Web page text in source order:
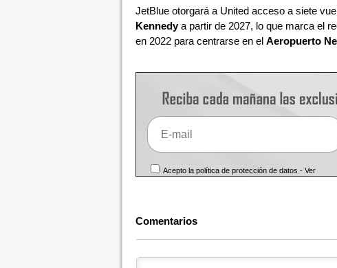
JetBlue otorgará a United acceso a siete
Kennedya partir de 2027, lo que marca el
en 2022 para centrarse en el Aeropuerto
Acepto la política de protección de datos -Ver
Comentarios